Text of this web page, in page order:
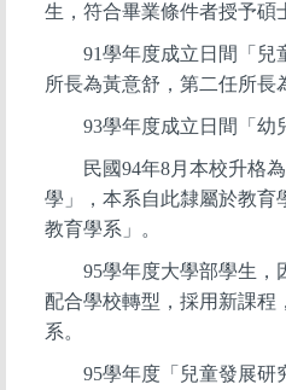
生，符合畢業條件者授予碩
91學年度成立日間「兒
所長為黃意舒，第二任所長
93學年度成立日間「幼
民國94年8月本校升格
學」，本系自此隸屬於教育
教育學系」。
95學年度大學部學生，
配合學校轉型，採用新課程
系。
95學年度「兒童發展研